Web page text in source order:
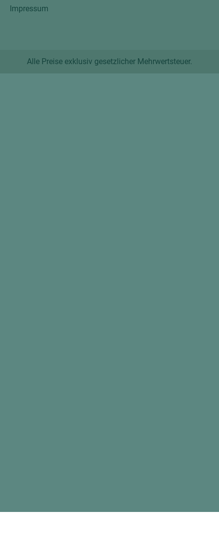
Impressum
Alle Preise exklusiv gesetzlicher Mehrwertsteuer.